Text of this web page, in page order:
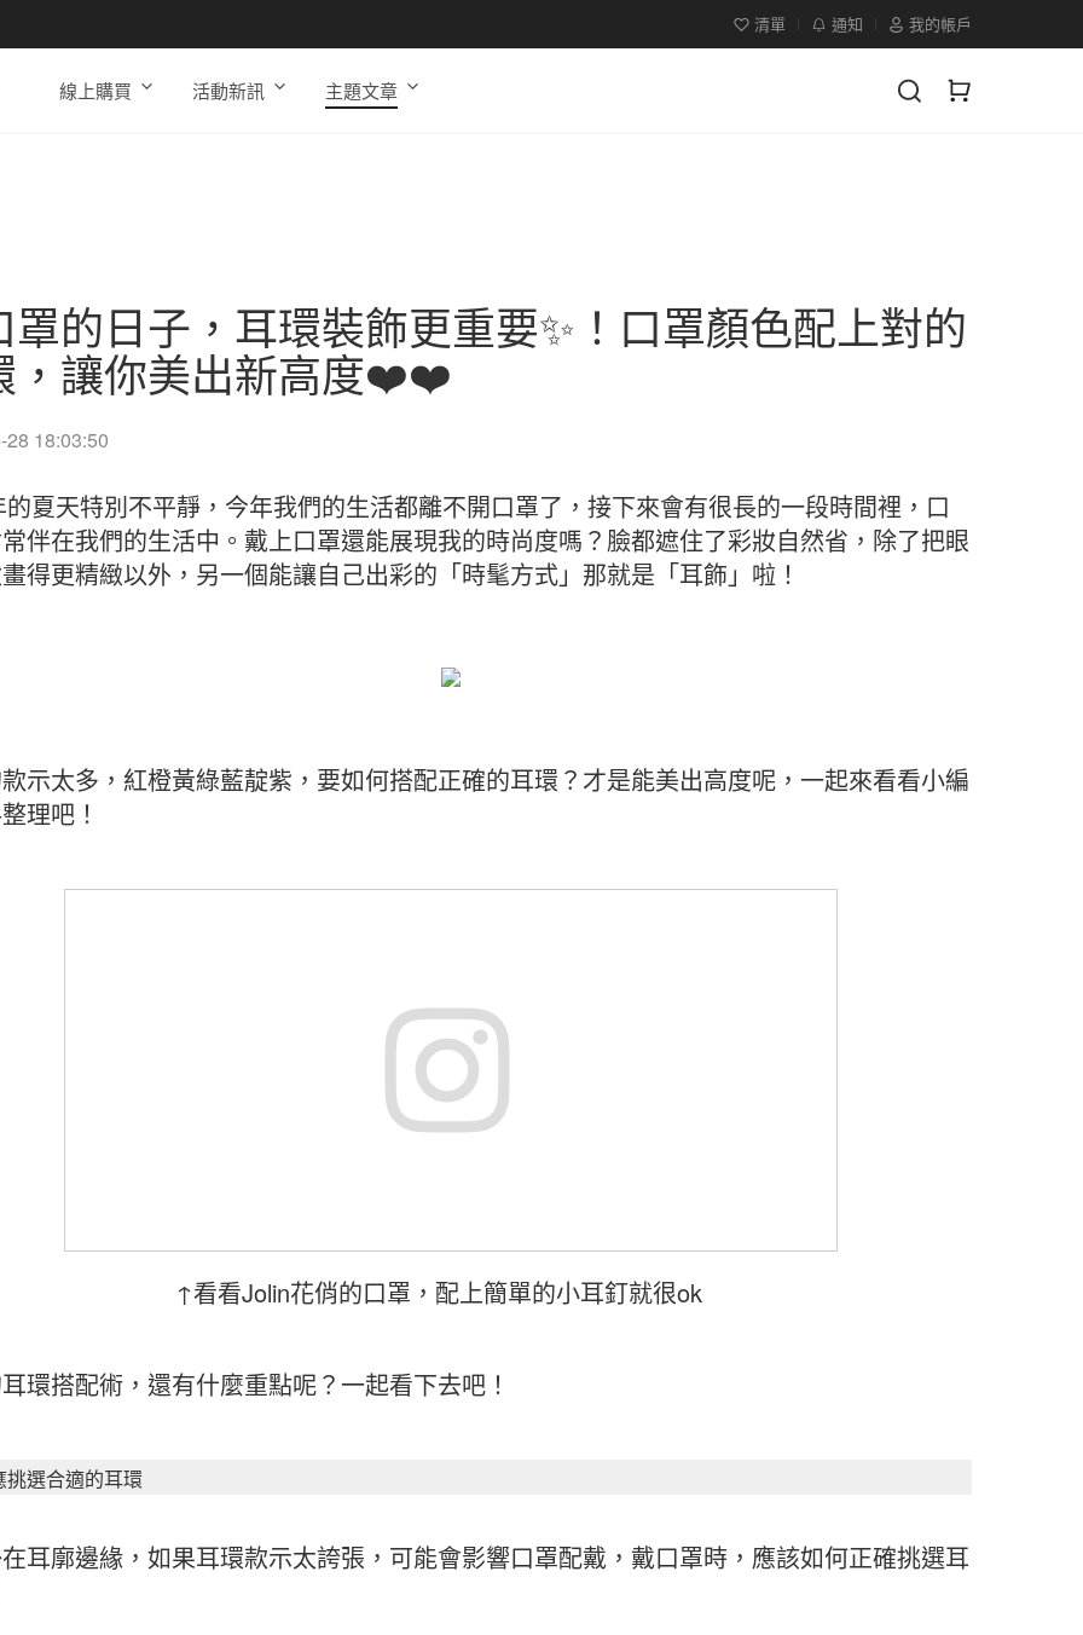
清單 通知 我的帳戶
線上購買 活動新訊 主題文章
罩的日子，耳環裝飾更重要✨！口罩顏色配上對的
，讓你美出新高度❤️❤️
28 18:03:50
夏天特別不平靜，今年我們的生活都離不開口罩了，接下來會有很長的一段時間裡，口
伴在我們的生活中。戴上口罩還能展現我的時尚度嗎？臉都遮住了彩妝自然省，除了把眼
得更精緻以外，另一個能讓自己出彩的「時髦方式」那就是「耳飾」啦！
示太多，紅橙黃綠藍靛紫，要如何搭配正確的耳環？才是能美出高度呢，一起來看看小編
理吧！
↑看看Jolin花俏的口罩，配上簡單的小耳釘就很ok
環搭配術，還有什麼重點呢？一起看下去吧！
挑選合適的耳環
耳廓邊緣，如果耳環款示太誇張，可能會影響口罩配戴，戴口罩時，應該如何正確挑選耳